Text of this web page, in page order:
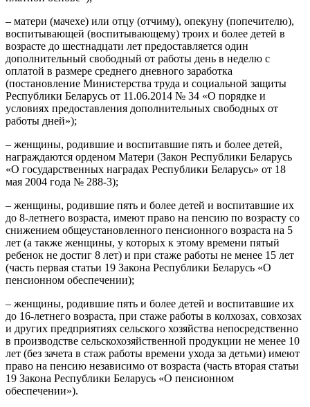
– матери (мачехе) или отцу (отчиму), опекуну (попечителю),
воспитывающей (воспитывающему) троих и более детей в
возрасте до шестнадцати лет предоставляется один
дополнительный свободный от работы день в неделю с
оплатой в размере среднего дневного заработка
(постановление Министерства труда и социальной защиты
Республики Беларусь от 11.06.2014 № 34 «О порядке и
условиях предоставления дополнительных свободных от
работы дней»);
– женщины, родившие и воспитавшие пять и более детей,
награждаются орденом Матери (Закон Республики Беларусь
«О государственных наградах Республики Беларусь» от 18
мая 2004 года № 288-3);
– женщины, родившие пять и более детей и воспитавшие их
до 8-летнего возраста, имеют право на пенсию по возрасту со
снижением общеустановленного пенсионного возраста на 5
лет (а также женщины, у которых к этому времени пятый
ребенок не достиг 8 лет) и при стаже работы не менее 15 лет
(часть первая статьи 19 Закона Республики Беларусь «О
пенсионном обеспечении);
– женщины, родившие пять и более детей и воспитавшие их
до 16-летнего возраста, при стаже работы в колхозах, совхозах
и других предприятиях сельского хозяйства непосредственно
в производстве сельскохозяйственной продукции не менее 10
лет (без зачета в стаж работы времени ухода за детьми) имеют
право на пенсию независимо от возраста (часть вторая статьи
19 Закона Республики Беларусь «О пенсионном
обеспечении»).